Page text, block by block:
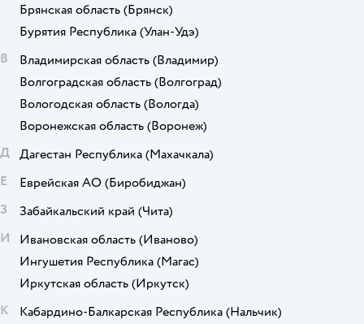
Брянская область (Брянск)
Бурятия Республика (Улан-Удэ)
В
Владимирская область (Владимир)
Волгоградская область (Волгоград)
Вологодская область (Вологда)
Воронежская область (Воронеж)
Д Дагестан Республика (Махачкала)
Е
Еврейская АО (Биробиджан)
З
Забайкальский край (Чита)
И
Ивановская область (Иваново)
Ингушетия Республика (Магас)
Иркутская область (Иркутск)
К
Кабардино-Балкарская Республика (Нальчик)